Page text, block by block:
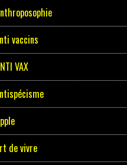
vaccins
VAX
de vivre